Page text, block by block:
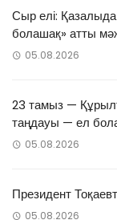
Сыр елі:
болашақ» атты
05.08.2026
23 тамыз —
таңдауы — ел
05.08.2026
Президент
05.08.2026